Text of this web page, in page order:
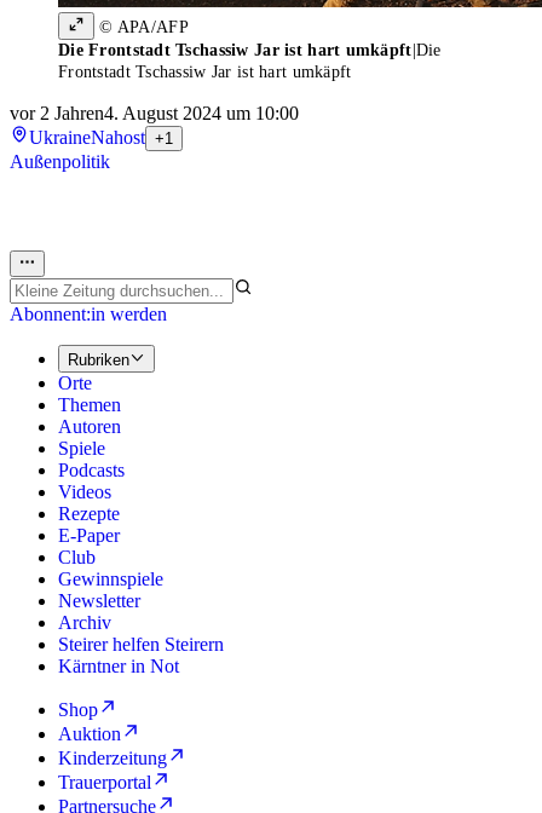
© APA/AFP
Die Frontstadt Tschassiw Jar ist hart umkäpft Die
Frontstadt Tschassiw Jar ist hart umkäpft
vor 2 Jahren4. August 2024 um 10:00
UkraineNahost +1
Außenpolitik
Abonnent:in werden
Rubriken
Orte
Themen
Autoren
Spiele
Podcasts
Videos
Rezepte
E-Paper
Club
Gewinnspiele
Newsletter
Archiv
Steirer helfen Steirern
Kärntner in Not
Shop
Auktion
Kinderzeitung
Trauerportal
Partnersuche